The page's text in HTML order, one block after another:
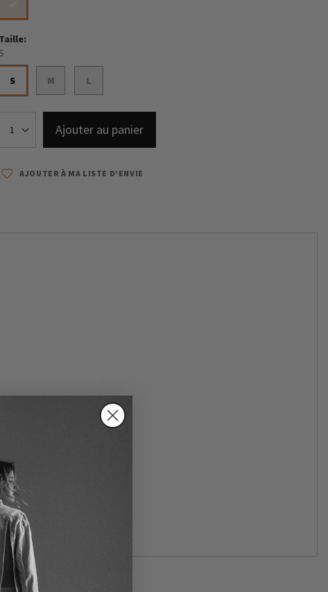
Taille
S
S M L
Ajouter au panier
AJOUTER À MA LISTE D’ENVIE